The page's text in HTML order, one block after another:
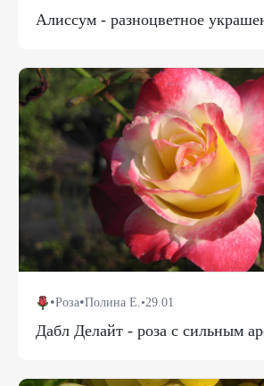
Алиссум - разноцветное
•Роза•Полина Е.•29.01
Дабл Делайт - роза с сильным